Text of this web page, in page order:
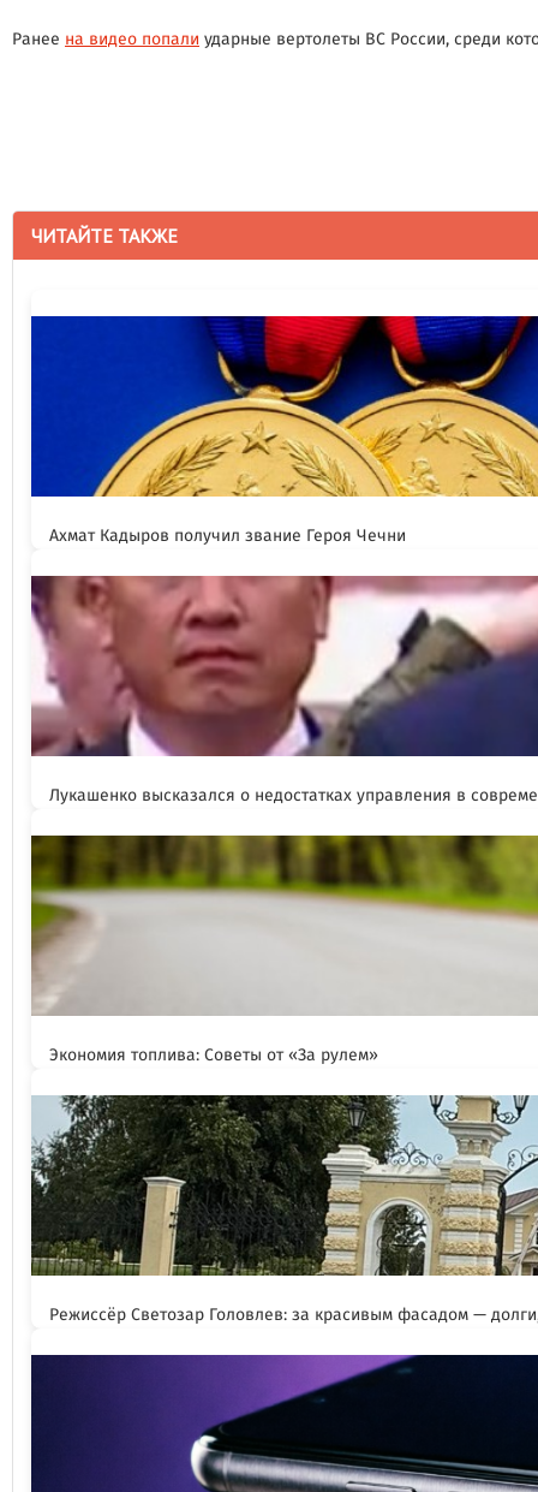
ЧИТАЙТЕ ТАКЖЕ
Ахмат Кадыров получил звание Героя Чечни
Лукашенко высказался о недостатках управления в
Экономия топлива: Советы от «За рулем»
Режиссёр Светозар Головлев: за красивым фасадом —
Ранее на видео попалиударные вертолеты ВС России, среди